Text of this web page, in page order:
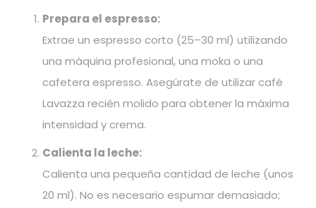
Prepara el espresso:
Extrae un espresso corto (25–30 ml) utilizando
una máquina profesional, una moka o una
cafetera espresso. Asegúrate de utilizar café
Lavazza recién molido para obtener la máxima
intensidad y crema.
Calienta la leche:
Calienta una pequeña cantidad de leche (unos
20 ml). No es necesario espumar demasiado;